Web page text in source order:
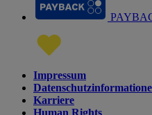
Impressum
Karriere